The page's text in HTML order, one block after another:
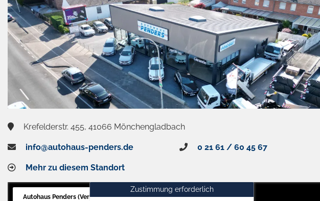
Krefelderstr. 455, 41066 Mönchengladbach
info@autohaus-penders.de 0 21 61 / 60 45 67
Mehr zu diesem Standort
Autohaus Penders (Verkauf)
Zustimmung erforderlich